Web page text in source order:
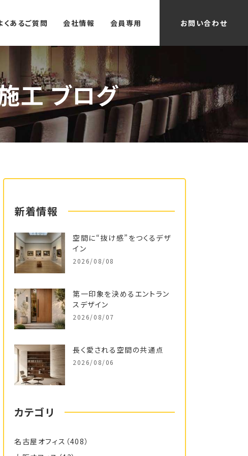
くあるご質問 会社情報 会員専用 お問い合わせ
工 ブログ
新着情報
空間に“抜け感”をつくるデザ
イン
2026/08/08
第一印象を決めるエントラン
スデザイン
2026/08/07
長く愛される空間の共通点
2026/08/06
カテゴリ
名古屋オフィス （408）